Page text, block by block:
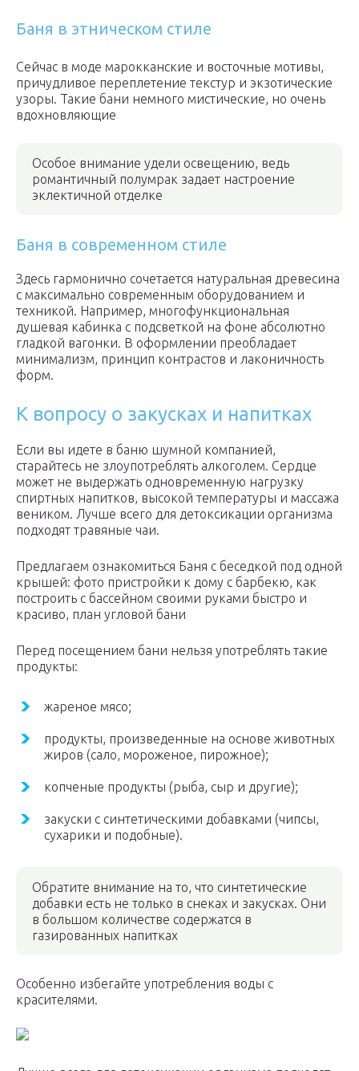
Баня в этническом стиле
Сейчас в моде марокканские и восточные мотивы,
причудливое переплетение текстур и экзотические
узоры. Такие бани немного мистические, но очень
вдохновляющие
Особое внимание удели освещению, ведь
романтичный полумрак задает настроение
эклектичной отделке
Баня в современном стиле
Здесь гармонично сочетается натуральная древесина
с максимально современным оборудованием и
техникой. Например, многофункциональная
душевая кабинка с подсветкой на фоне абсолютно
гладкой вагонки. В оформлении преобладает
минимализм, принцип контрастов и лаконичность
форм.
К вопросу о закусках и напитках
Если вы идете в баню шумной компанией,
старайтесь не злоупотреблять алкоголем. Сердце
может не выдержать одновременную нагрузку
спиртных напитков, высокой температуры и массажа
веником. Лучше всего для детоксикации организма
подходят травяные чаи.
Предлагаем ознакомиться Баня с беседкой под одной
крышей: фото пристройки к дому с барбекю, как
построить с бассейном своими руками быстро и
красиво, план угловой бани
Перед посещением бани нельзя употреблять такие
продукты:
жареное мясо;
продукты, произведенные на основе животных
жиров (сало, мороженое, пирожное);
копченые продукты (рыба, сыр и другие);
закуски с синтетическими добавками (чипсы,
сухарики и подобные).
Обратите внимание на то, что синтетические
добавки есть не только в снеках и закусках. Они
в большом количестве содержатся в
газированных напитках
Особенно избегайте употребления воды с
красителями.